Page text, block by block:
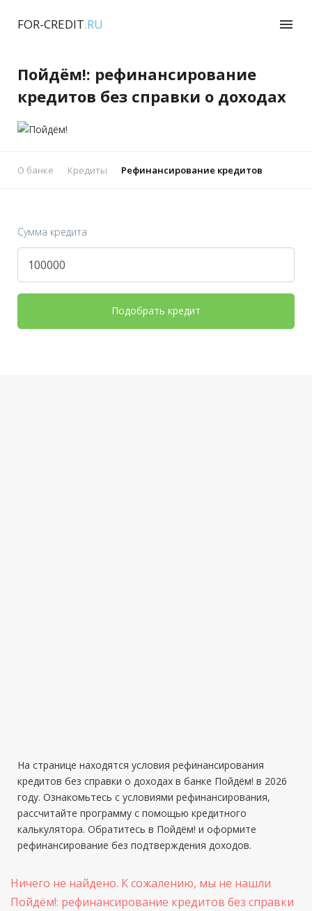
FOR-CREDIT.RU menu
Пойдём!: рефинансирование
кредитов без справки о доходах
О банке Кредиты Рефинансирование кредитов
Сумма кредита
Подобрать кредит
На странице находятся условия рефинансирования
кредитов без справки о доходах в банке Пойдём! в 2026
году. Ознакомьтесь с условиями рефинансирования,
рассчитайте программу с помощью кредитного
калькулятора. Обратитесь в Пойдём! и оформите
рефинансирование без подтверждения доходов.
Ничего не найдено. К сожалению, мы не нашли
Пойдём!: рефинансирование кредитов без справки